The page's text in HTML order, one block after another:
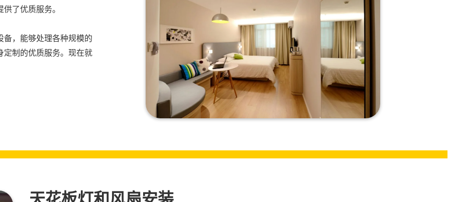
了优质服务。
，能够处理各种规模的
定制的优质服务。现在就